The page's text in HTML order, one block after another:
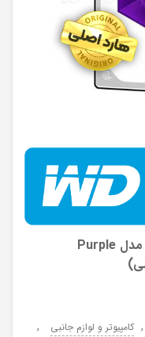
هارد اینترنال وسترن دیجیتال بنفش مدل Purple
, کامپیوتر و لوازم جانبی ,